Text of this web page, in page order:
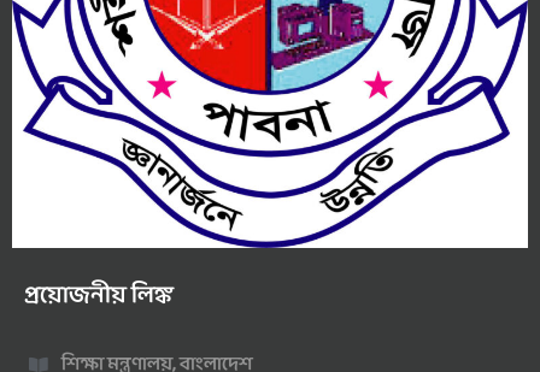
প্রয়োজনীয় লিঙ্ক
শিক্ষা মন্ত্রণালয়, বাংলাদেশ